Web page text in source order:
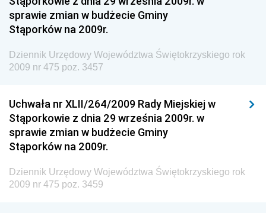
Dziennik Urzędowy Ministra Rozwoju i Finansów
Dziennik Urzędowy Wyższego Urzędu Górniczego
Dziennik Urzędowy Prezesa Urzędu Transportu
Kolejowego
Technologii
Dziennik Urzędowy Ministra Inwestycji i Rozwoju
Dziennik Urzędowy Naczelnego Dyrektora Archiwów
Państwowych
Dziennik Urzędowy Ministra Finansów, Inwestycji i
Rozwoju
sprawie zmian w budżecie Gminy
Stąporków na 2009r.
Dziennik Urzędowy Województwa Świętokrzyskiego rok
2009 nr 475 poz. 3457
Uchwała nr XLII/264/2009 Rady Miejskiej w
Stąporkowie z dnia 29 września 2009r. w
sprawie zmian w budżecie Gminy
Stąporków na 2009r.
Dziennik Urzędowy Województwa Świętokrzyskiego rok
2009 nr 475 poz. 3459